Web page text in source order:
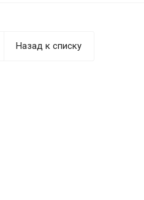
Назад к списку